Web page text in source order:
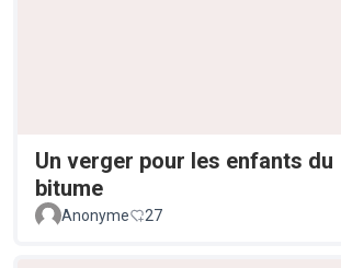
Un verger pour les enfants du
bitume
Anonyme 27